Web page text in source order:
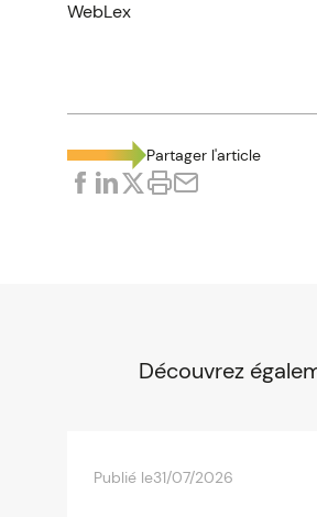
WebLex
Partager l'article
Découvrez
Publié le31/07/2026